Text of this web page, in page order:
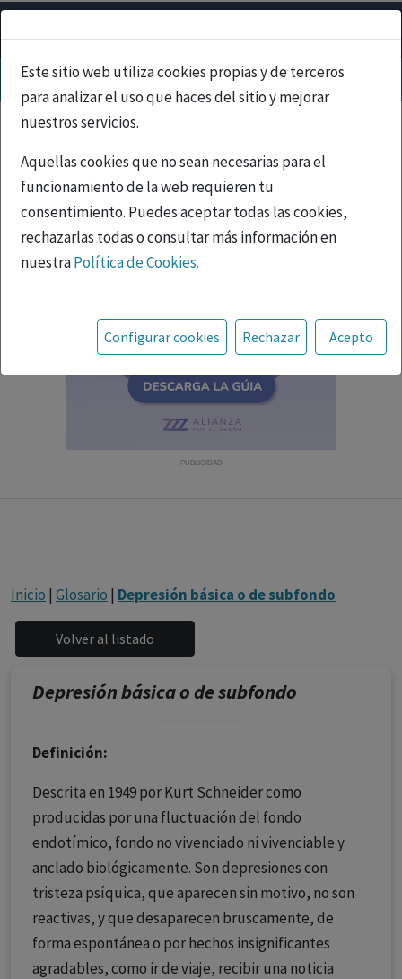
Este sitio web utiliza cookies propias y de terceros
para analizar el uso que haces del sitio y mejorar
nuestros servicios.
Aquellas cookies que no sean necesarias para el
funcionamiento de la web requieren tu
consentimiento. Puedes aceptar todas las cookies,
rechazarlas todas o consultar más información en
nuestraPolítica de Cookies.
Toda la información incluida en la Página Web está
referida a productos del mercado español y, por
tanto, dirigida a profesionales sanitarios legalmente
facultados para prescribir o dispensar medicamentos
con ejercicio profesional. La información técnica de los
fármacos se facilita a título meramente informativo,
Configurar cookies Rechazar Acepto
PUBLICIDAD
Inicio | Glosario | Depresión básica o de subfondo
Depresión básica o de subfondo
Definición:
Descrita en 1949 por Kurt Schneider como
producidas por una fluctuación del fondo
endotímico, fondo no vivenciado ni vivenciable y
anclado biológicamente. Son depresiones con
tristeza psíquica, que aparecen sin motivo, no son
reactivas, y que desaparecen bruscamente, de
forma espontánea o por hechos insignificantes
agradables, como ir de viaje, recibir una noticia